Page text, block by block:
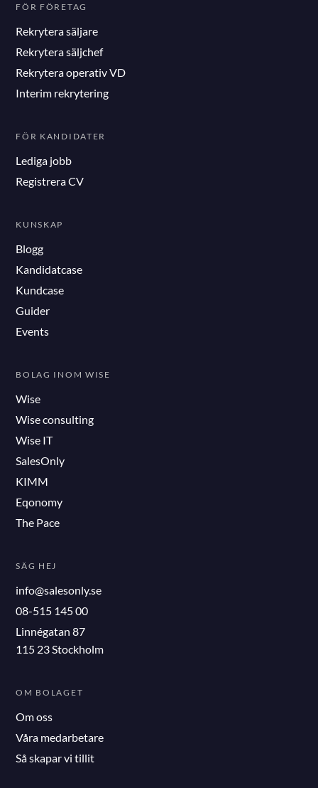
FÖR FÖRETAG
Rekrytera säljare
Rekrytera säljchef
Rekrytera operativ VD
Interim rekrytering
FÖR KANDIDATER
Lediga jobb
Registrera CV
KUNSKAP
Blogg
Kandidatcase
Kundcase
Guider
Events
BOLAG INOM WISE
Wise
Wise consulting
Wise IT
SalesOnly
KIMM
Eqonomy
The Pace
SÄG HEJ
info@salesonly.se
08-515 145 00
Linnégatan 87
115 23 Stockholm
OM BOLAGET
Om oss
Våra medarbetare
Så skapar vi tillit